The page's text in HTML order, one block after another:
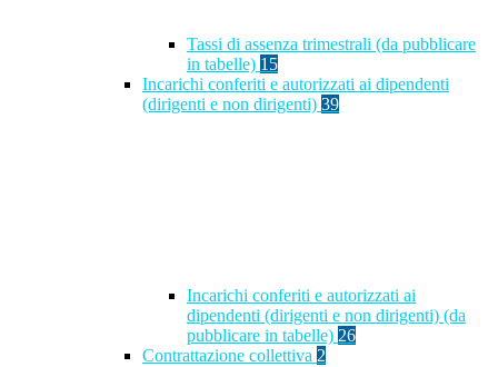
Tassi di assenza trimestrali (da pubblicare
in tabelle) 15
Incarichi conferiti e autorizzati ai dipendenti
(dirigenti e non dirigenti) 39
Incarichi conferiti e autorizzati ai
dipendenti (dirigenti e non dirigenti) (da
pubblicare in tabelle) 26
Contrattazione collettiva 2